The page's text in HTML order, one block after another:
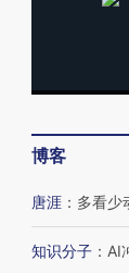
博客
唐涯 ： 多看少
知识分子 ： AI